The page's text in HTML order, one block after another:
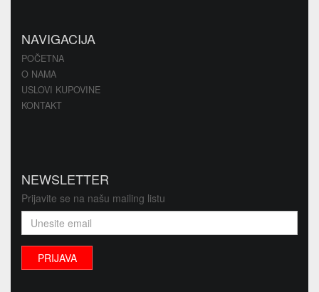
NAVIGACIJA
POČETNA
O NAMA
USLOVI KUPOVINE
KONTAKT
NEWSLETTER
Prijavite se na našu mailing listu
PRIJAVA